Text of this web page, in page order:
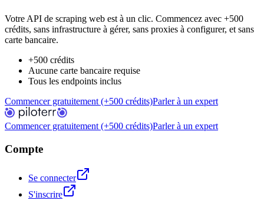
Votre API de scraping web est à un clic. Commencez avec +500
crédits, sans infrastructure à gérer, sans proxies à configurer, et sans
carte bancaire.
+500 crédits
Aucune carte bancaire requise
Tous les endpoints inclus
Commencer gratuitement (+500 crédits)Parler à un expert
Commencer gratuitement (+500 crédits)Parler à un expert
Compte
Se connecter
S'inscrire